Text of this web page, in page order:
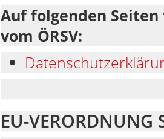
Auf folgenden
vom ÖRSV:
EU-VERORDNUNG